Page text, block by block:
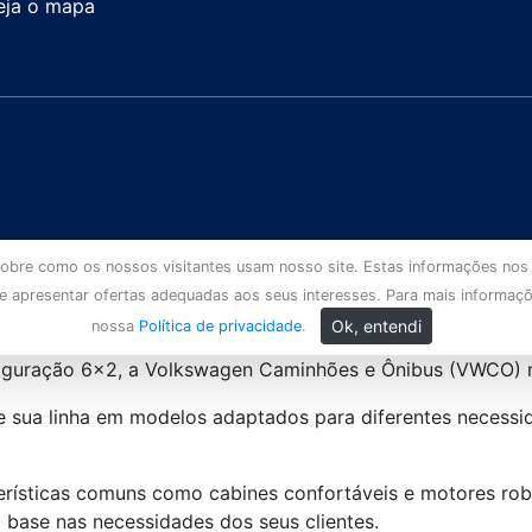
o mapa
como os nossos visitantes usam nosso site. Estas informações
ofertas adequadas aos seus interesses. Para mais
nossa Política de privacidade. Ok, entendi
6×2, a Volkswagen Caminhões e Ônibus
linha em modelos adaptados para diferentes
comuns como cabines confortáveis e motores
nas necessidades dos seus clientes.